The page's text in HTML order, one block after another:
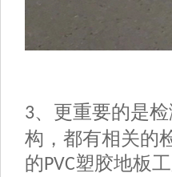
3、更重要的是
构，都有相关的
的PVC塑胶地板